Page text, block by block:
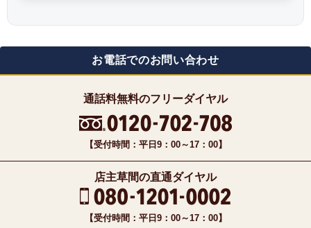
お電話でのお問い合わせ
通話料無料のフリーダイヤル
【受付時間：平日9：00～17：00】
店主草間の直通ダイヤル
【受付時間：平日9：00～17：00】